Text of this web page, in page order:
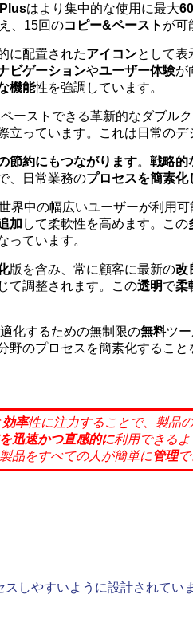
はより集中的な使用に最大
、15回のコピー&ペースト が可
に配置されたアイコンとして表
ビゲーションやユーザー体験が
機能性を強調しています。
ーストできる革新的なダブルク
立っています。これは日常の
節約にもつながります。 戦略的
、日常業務のプロセスを簡素化
界中の幅広いユーザーが利用
加 して柔軟性を高めます。この
っています。
版を含み、常に顧客に最新の改
て調整されます。この透明で柔
化するための無制限の無料ツ
野のプロセスを簡素化すること
効率性に注力することで、製品の
迅速かつ直感的に利用できるよ
品をすべての人が簡単に管理で
しやすいように設計されてい